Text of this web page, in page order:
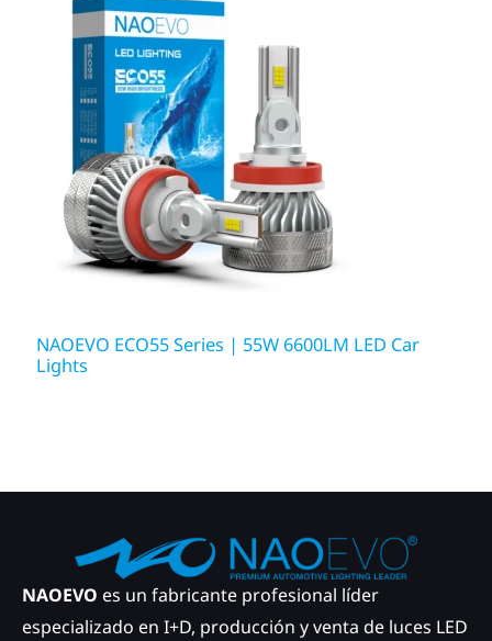
NAOEVO ECO55 Series | 55W 6600LM LED Car
Lights
NAOEVO es un fabricante profesional líder
especializado en I+D, producción y venta de luces LED